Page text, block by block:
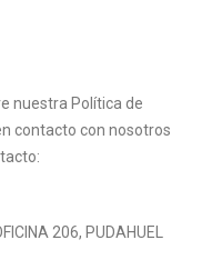
nuestra Política de
contacto con nosotros
206, PUDAHUEL